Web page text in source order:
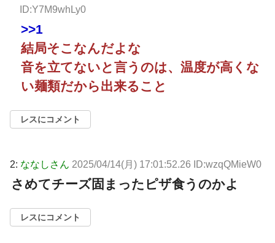
ID:Y7M9whLy0
>>1
結局そこなんだよな
音を立てないと言うのは、温度が高くな
い麺類だから出来ること
レスにコメント
2: ななしさん 2025/04/14(月) 17:01:52.26 ID:wzqQMieW0
さめてチーズ固まったピザ食うのかよ
レスにコメント